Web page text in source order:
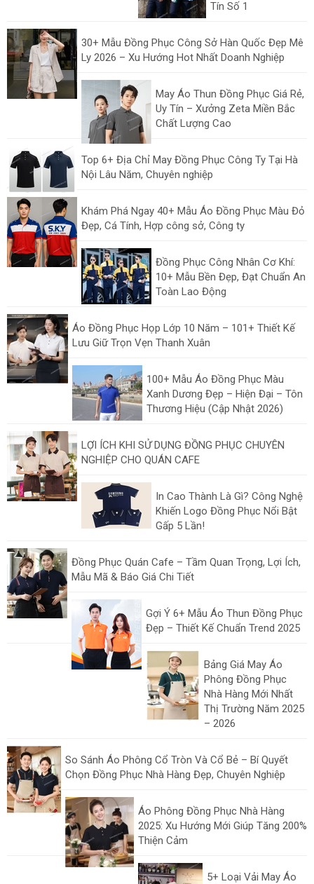
Tín Số 1
30+ Mẫu Đồng Phục Công Sở Hàn Quốc Đẹp Mê
Ly 2026 – Xu Hướng Hot Nhất Doanh Nghiệp
May Áo Thun Đồng Phục Giá Rẻ,
Uy Tín – Xưởng Zeta Miền Bắc
Chất Lượng Cao
Top 6+ Địa Chỉ May Đồng Phục Công Ty Tại Hà
Nội Lâu Năm, Chuyên nghiệp
Khám Phá Ngay 40+ Mẫu Áo Đồng Phục Màu Đỏ
Đẹp, Cá Tính, Hợp công sở, Công ty
Đồng Phục Công Nhân Cơ Khí:
10+ Mẫu Bền Đẹp, Đạt Chuẩn An
Toàn Lao Động
Áo Đồng Phục Họp Lớp 10 Năm – 101+ Thiết Kế
Lưu Giữ Trọn Vẹn Thanh Xuân
100+ Mẫu Áo Đồng Phục Màu
Xanh Dương Đẹp – Hiện Đại – Tôn
Thương Hiệu (Cập Nhật 2026)
LỢI ÍCH KHI SỬ DỤNG ĐỒNG PHỤC CHUYÊN
NGHIỆP CHO QUÁN CAFE
In Cao Thành Là Gì? Công Nghệ
Khiến Logo Đồng Phục Nổi Bật
Gấp 5 Lần!
Đồng Phục Quán Cafe – Tầm Quan Trọng, Lợi Ích,
Mẫu Mã & Báo Giá Chi Tiết
Gợi Ý 6+ Mẫu Áo Thun Đồng Phục
Đẹp – Thiết Kế Chuẩn Trend 2025
Bảng Giá May Áo
Phông Đồng Phục
Nhà Hàng Mới Nhất
Thị Trường Năm 2025
– 2026
So Sánh Áo Phông Cổ Tròn Và Cổ Bẻ – Bí Quyết
Chọn Đồng Phục Nhà Hàng Đẹp, Chuyên Nghiệp
Áo Phông Đồng Phục Nhà Hàng
2025: Xu Hướng Mới Giúp Tăng 200%
Thiện Cảm
5+ Loại Vải May Áo